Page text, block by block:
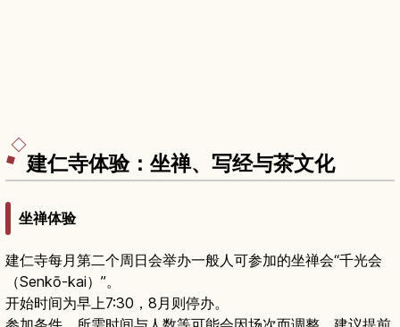
建仁寺体验：坐禅、写经与茶文化
坐禅体验
建仁寺每月第二个周日会举办一般人可参加的坐禅会“千光会
（Senkō-kai）”。
开始时间为早上7:30，8月则停办。